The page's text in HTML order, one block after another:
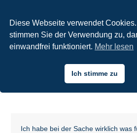
Referenz bei: Sam J.
Grosses Lob
Ich habe bei der Sache wirklich was
Diese Webseite verwendet
stimmen Sie der Verwendung zu,
einwandfrei funktioniert. Mehr lesen
Ich stimme zu